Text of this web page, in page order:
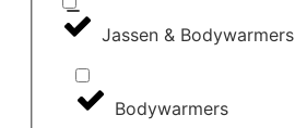
Jassen & Bodywarmers
Bodywarmers